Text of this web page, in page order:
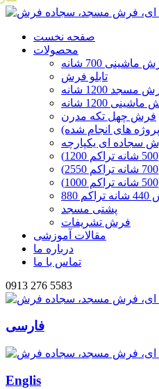
صفحه نخست
محصولات
ماشینی 700 شانه
تابلو فرش
مسجد 1200 شانه
1200 شانه
فرش چهل تکه مدرن
های انجام شده)
سجاده ای یکپارچه
پشتی مسجد
فرش تشریفات
مقالات آموزشی
درباره ما
تماس با ما
0913 276 5583
فارسی
Englis